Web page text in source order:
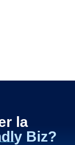
la
Biz?